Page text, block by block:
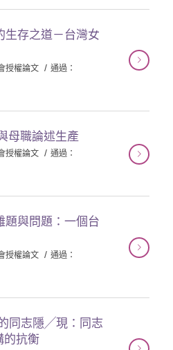
生存之道－台灣女
授權論文 / 通過：
母職論述生產
授權論文 / 通過：
題與問題：一個台
授權論文 / 通過：
同志隱╱現：同志
的抗衡